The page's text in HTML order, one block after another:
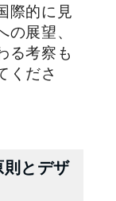
際的に見
展望、
る考察も
くださ
則とデザ